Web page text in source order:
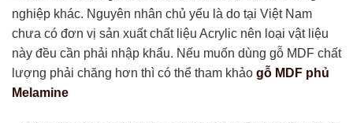
nghiệp khác. Nguyên nhân chủ yếu là do tại Việt Nam
chưa có đơn vị sản xuất chất liệu Acrylic nên loại vật liệu
này đều cần phải nhập khẩu. Nếu muốn dùng gỗ MDF chất
lượng phải chăng hơn thì có thể tham khảo gỗ MDF phủ
Melamine